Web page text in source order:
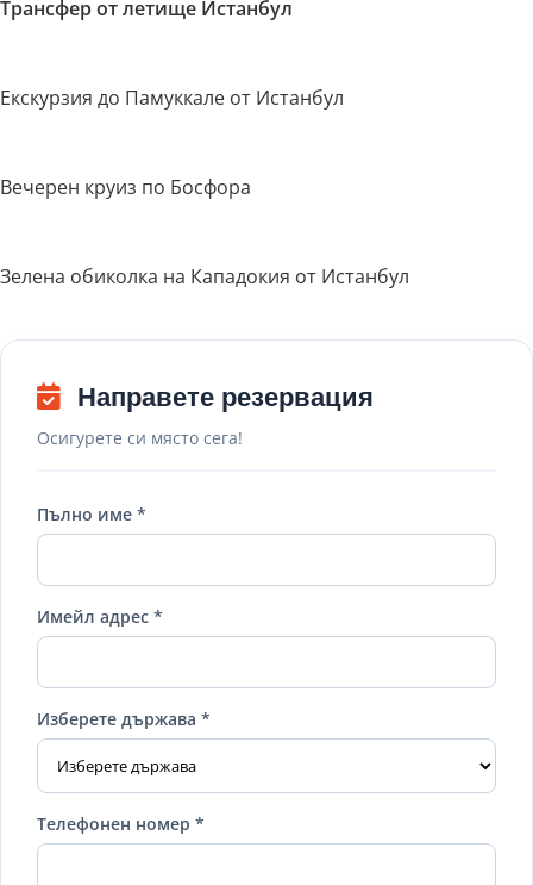
Трансфер от летище Истанбул
Екскурзия до Памуккале от Истанбул
Вечерен круиз по Босфора
Зелена обиколка на Кападокия от Истанбул
Направете резервация
Осигурете си място сега!
Пълно име *
Имейл адрес *
Изберете държава *
Телефонен номер *